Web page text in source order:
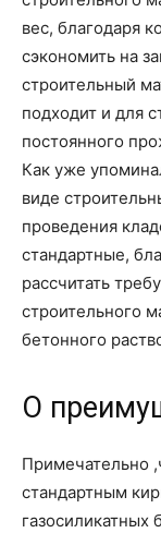
вес, благодаря
сэкономить на
строительный
подходит и для
постоянного
Как уже
виде
проведения
стандартные,
рассчитать
строительного
бетонного
О
Примечательно
стандартным
газосиликатных